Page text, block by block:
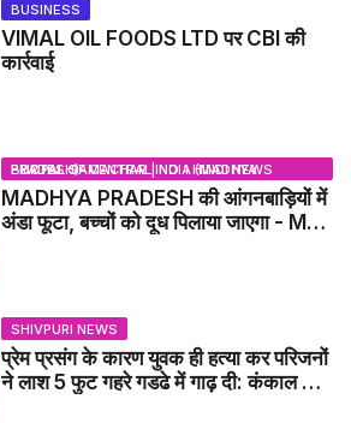
BUSINESS
VIMAL OIL FOODS LTD पर CBI की
कार्रवाई
BHOPAL SAMACHAR | NO 1 HINDI NEWS PORTAL OF CENTRAL INDIA (MADHYA PRADESH)
MADHYA PRADESH की आंगनबाड़ियों में
अंडा फूटा, बच्चों को दूध पिलाया जाएगा - MP
SHIVPURI NEWS
प्रेम प्रसंग के कारण युवक ही हत्या कर परिजनों
ने लाश 5 फुट गहरे गडढे में गाढ़ दी: कंकाल के